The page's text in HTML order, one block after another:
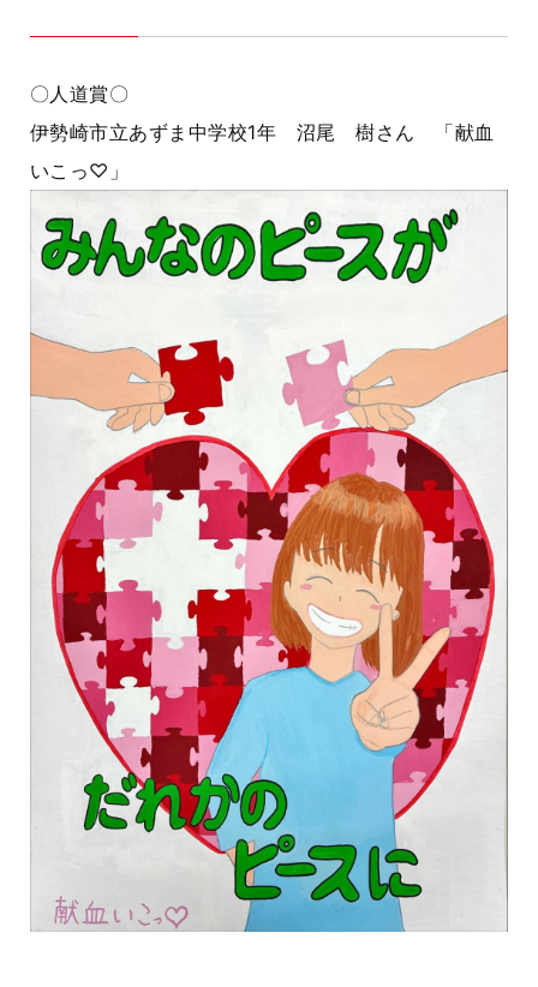
〇人道賞〇
伊勢崎市立あずま中学校1年 沼尾 樹さん 「献血
いこっ♡」